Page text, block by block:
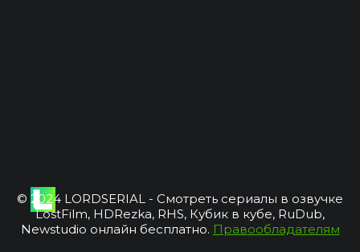
© 2024 LORDSERIAL - Смотреть сериалы в озвучке
LostFilm, HDRezka, RHS, Кубик в кубе, RuDub,
Newstudio онлайн бесплатно. Правообладателям